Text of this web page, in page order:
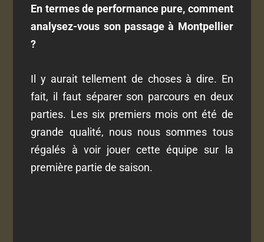
En termes de performance pure, comment
analysez-vous son passage à Montpellier
?
Il y aurait tellement de choses à dire. En
fait, il faut séparer son parcours en deux
parties. Les six premiers mois ont été de
grande qualité, nous nous sommes tous
régalés à voir jouer cette équipe sur la
première partie de saison.